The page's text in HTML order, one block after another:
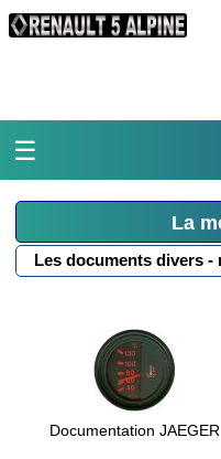
☰
Accueil
L'atelier
Pièces Polymeca
La
Les documents divers -
Documentation JAEGER